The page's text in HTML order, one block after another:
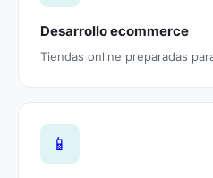
Desarrollo ecommerce
Tiendas online preparadas
📱